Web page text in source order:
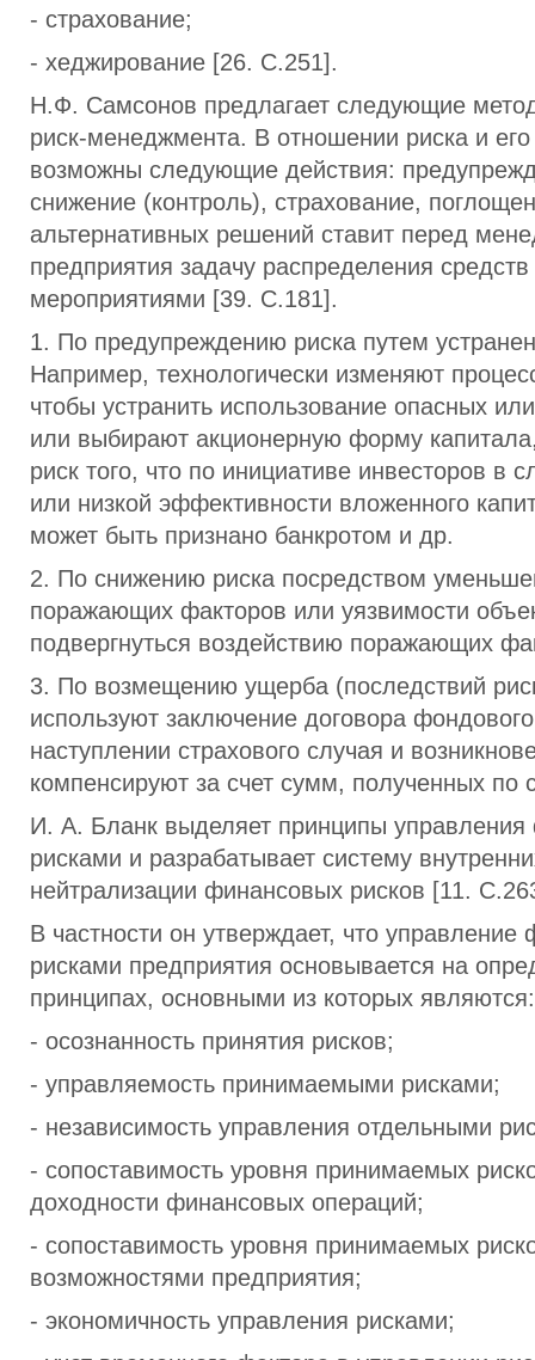
- страхование;
- хеджирование [26. С.251].
Н.Ф. Самсонов предлагает следующие
риск-менеджмента. В отношении риска и
возможны следующие действия:
снижение (контроль), страхование,
альтернативных решений ставит перед
предприятия задачу распределения
мероприятиями [39. С.181].
1. По предупреждению риска путем
Например, технологически изменяют
чтобы устранить использование опасных
или выбирают акционерную форму
риск того, что по инициативе инвесторов в
или низкой эффективности вложенного
может быть признано банкротом и др.
2. По снижению риска посредством
поражающих факторов или уязвимости
подвергнуться воздействию поражающих
3. По возмещению ущерба (последствий
используют заключение договора
наступлении страхового случая и
компенсируют за счет сумм, полученных по
И. А. Бланк выделяет принципы
рисками и разрабатывает систему
нейтрализации финансовых рисков [11.
В частности он утверждает, что
рисками предприятия основывается на
принципах, основными из которых являются:
- осознанность принятия рисков;
- управляемость принимаемыми рисками;
- независимость управления отдельными
- сопоставимость уровня принимаемых
доходности финансовых операций;
- сопоставимость уровня принимаемых
возможностями предприятия;
- экономичность управления рисками;